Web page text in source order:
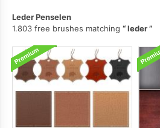
Leder Penselen
1.803 free brushes matching
leder